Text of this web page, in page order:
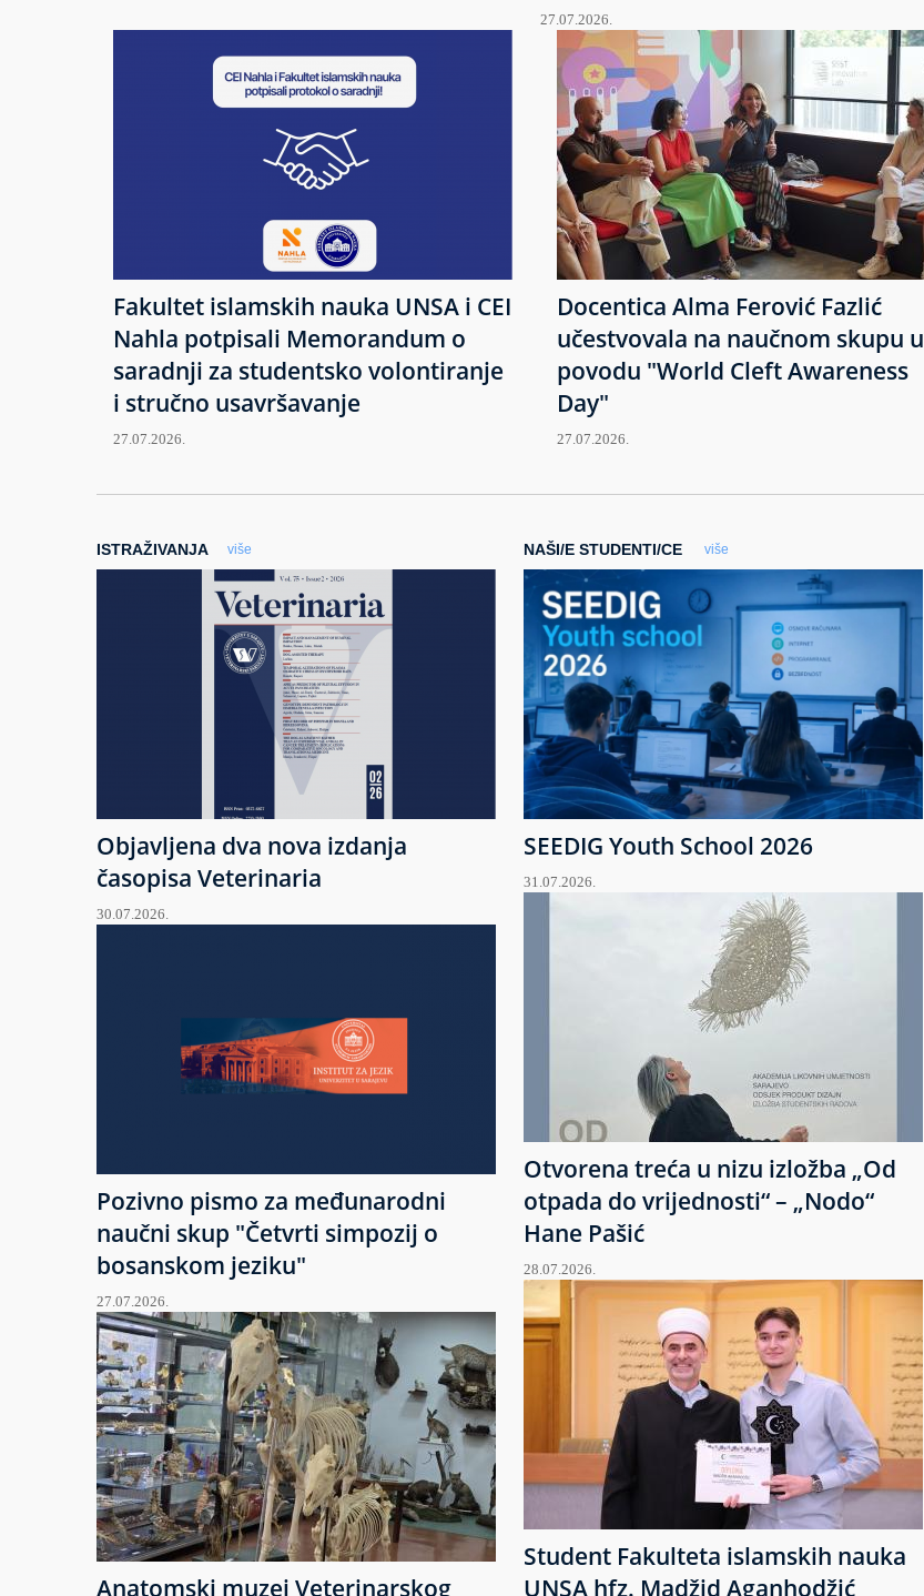
27.07.2026.
Fakultet islamskih nauka UNSA i CEI
Nahla potpisali Memorandum o
saradnji za studentsko volontiranje
i stručno usavršavanje
27.07.2026.
Docentica Alma Ferović Fazlić
učestvovala na naučnom skupu u
povodu "World Cleft Awareness
Day"
27.07.2026.
ISTRAŽIVANJA više
Objavljena dva nova izdanja
časopisa Veterinaria
30.07.2026.
Pozivno pismo za međunarodni
naučni skup "Četvrti simpozij o
bosanskom jeziku"
27.07.2026.
Anatomski muzej Veterinarskog
NAŠI/E STUDENTI/CE više
SEEDIG Youth School 2026
31.07.2026.
Otvorena treća u nizu izložba „Od
otpada do vrijednosti“ – „Nodo“
Hane Pašić
28.07.2026.
Student Fakulteta islamskih nauka
UNSA hfz. Madžid Aganhodžić